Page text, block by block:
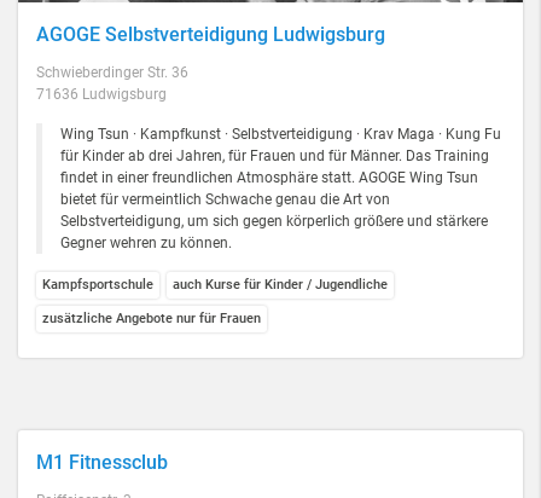
AGOGE Selbstverteidigung Ludwigsburg
Schwieberdinger Str. 36
71636 Ludwigsburg
Wing Tsun · Kampfkunst · Selbstverteidigung · Krav Maga · Kung Fu
für Kinder ab drei Jahren, für Frauen und für Männer. Das Training
findet in einer freundlichen Atmosphäre statt. AGOGE Wing Tsun
bietet für vermeintlich Schwache genau die Art von
Selbstverteidigung, um sich gegen körperlich größere und stärkere
Gegner wehren zu können.
Kampfsportschule auch Kurse für Kinder / Jugendliche
zusätzliche Angebote nur für Frauen
M1 Fitnessclub